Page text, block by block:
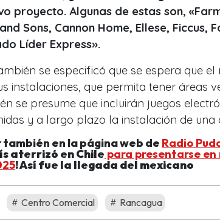
proyecto. Algunas de estas son,
Sons, Cannon Home, Ellese, Ficcus,
Líder Express».
se especificó que se espera que
instalaciones, que permita tener áreas
se presume que incluirán juegos
y a largo plazo la instalación de una
también en la página web de Radio
aterrizó en Chile para presentarse
! Así fue la llegada del mexicano
Centro Comercial Rancagua